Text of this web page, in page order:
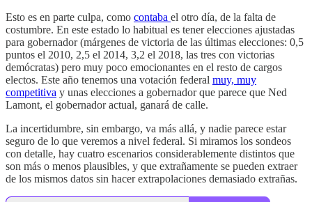
Esto es en parte culpa, como contaba el otro día, de la falta de
costumbre. En este estado lo habitual es tener elecciones ajustadas
para gobernador (márgenes de victoria de las últimas elecciones: 0,5
puntos el 2010, 2,5 el 2014, 3,2 el 2018, las tres con victorias
demócratas) pero muy poco emocionantes en el resto de cargos
electos. Este año tenemos una votación federal muy, muy
competitiva y unas elecciones a gobernador que parece que Ned
Lamont, el gobernador actual, ganará de calle.
La incertidumbre, sin embargo, va más allá, y nadie parece estar
seguro de lo que veremos a nivel federal. Si miramos los sondeos
con detalle, hay cuatro escenarios considerablemente distintos que
son más o menos plausibles, y que extrañamente se pueden extraer
de los mismos datos sin hacer extrapolaciones demasiado extrañas.